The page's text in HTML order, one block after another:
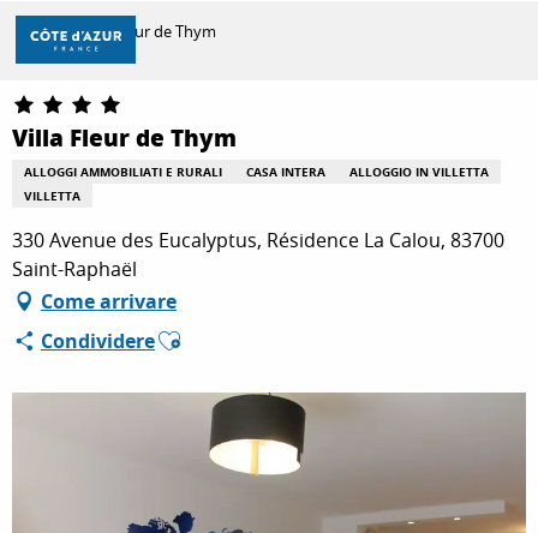
Aller
contenu
principal
SCOPRIRE
PER FARE
SOGGIORNO
Casa Villa Fleur de Thym
Villa Fleur de Thym
ALLOGGI AMMOBILIATI E RURALI CASA INTERA
ALLOGGIO IN VILLETTA
VILLETTA
330 Avenue des Eucalyptus, Résidence La Calou, 83700
Saint-Raphaël
Come arrivare
CondividereAjouter aux favoris